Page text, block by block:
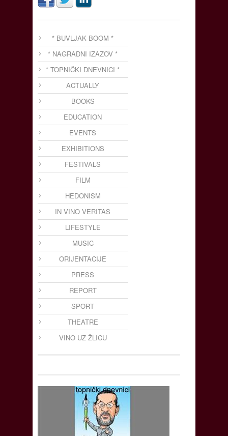
* BUVLJAK BOOM *
* NAGRADNI IZAZOV *
* TOPNIČKI DNEVNICI *
ACTUALLY
BOOKS
EDUCATION
EVENTS
EXHIBITIONS
FESTIVALS
FILM
HEDONISM
IN VINO VERITAS
LIFESTYLE
MUSIC
ORIJENTACIJE
PRESS
REPORT
SPORT
THEATRE
VINO UZ ŽLICU